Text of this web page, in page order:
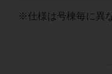
※仕様は号棟毎に異